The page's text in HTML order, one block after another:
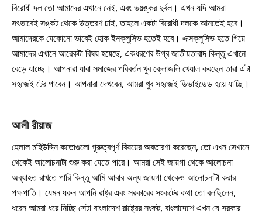
বিরোধী দল তো আমাদের এখানে নেই, এবং ভয়ঙ্কর দুর্বল। এখন যদি আমরা
সৎভাবেই সঙ্কট থেকে উত্তরণ চাই, তাহলে একটা বিরোধী দলকে আনতেই হবে।
আমাদেরকে যেকোনো ভাবেই হোক ইনক্লুসিভ হতেই হবে। এক্সক্লুসিভ হতে গিয়ে
আমাদের এখানে আরেকটা বিষয় হয়েছে, একধরণের উগ্র জাতীয়তাবাদ কিন্তু এখানে
বেড়ে যাচ্ছে। আপনারা যারা সমাজের পরিবর্তন খুব ক্লোজলি খেয়াল করছেন তারা এটা
সহজেই টের পাবেন। আপনারা দেখবেন, আমরা খুব সহজেই ডিভাইডেড হয়ে যাচ্ছি।
আলীরীয়াজ
হেলাল মহিউদ্দিন কতোগুলো গূরুত্বপূর্ণ বিষয়ের অবতারণা করেছেন, তো এখন সেখানে
থেকেই আলোচনাটা শুরু করা যেতে পারে। আমরা সেই জায়গা থেকে আলোচনা
অব্যাহত রাখতে পারি কিন্তু আমি আবার অন্য জায়গা থেকেও আলোচনাটা করার
পক্ষপাতি। যেমন ধরুন আপনি রাষ্ট্র এবং সরকারের সংকটের কথা তো বলছিলেন,
ধরেন আমরা ধরে নিচ্ছি সেটা বাংলাদেশ রাষ্ট্রের সংকট, বাংলাদেশে এখন যে সরকার